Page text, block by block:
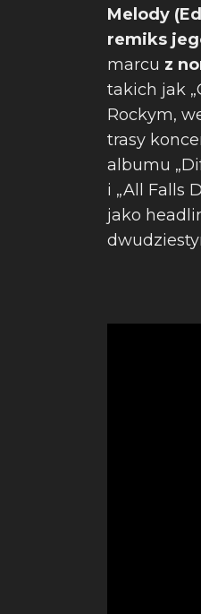
Melody
remiks
marcu z
takich jak
Rockym,
trasy
albumu
i „All Falls
jako